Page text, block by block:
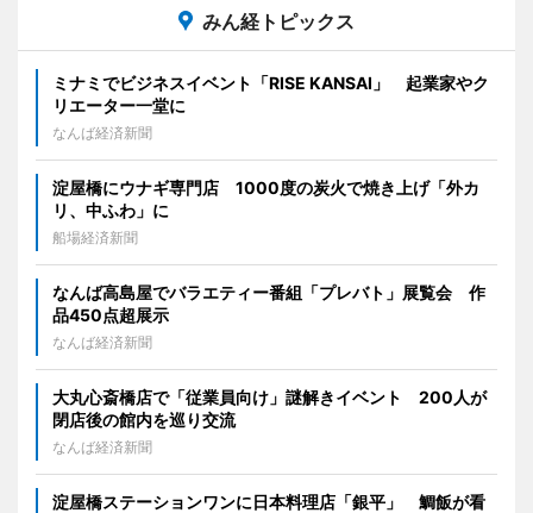
みん経トピックス
ミナミでビジネスイベント「RISE KANSAI」 起業家やク
リエーター一堂に
なんば経済新聞
淀屋橋にウナギ専門店 1000度の炭火で焼き上げ「外カ
リ、中ふわ」に
船場経済新聞
なんば高島屋でバラエティー番組「プレバト」展覧会 作
品450点超展示
なんば経済新聞
大丸心斎橋店で「従業員向け」謎解きイベント 200人が
閉店後の館内を巡り交流
なんば経済新聞
淀屋橋ステーションワンに日本料理店「銀平」 鯛飯が看